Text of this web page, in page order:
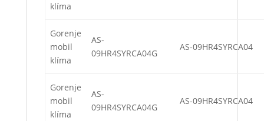
klíma
Gorenje
mobil
klíma
AS-
09HR4SYRCA04G
AS-09HR4SYRCA04
Gorenje
mobil
klíma
AS-
09HR4SYRCA04G
AS-09HR4SYRCA04